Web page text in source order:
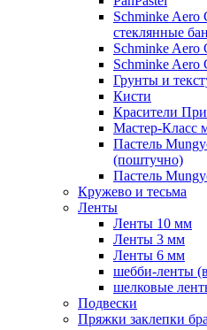
Schminke Aero
стеклянные
Schminke Aero
Schminke Aero
Грунты и
Кисти
Красители
Мастер-Класс
Пастель
(поштучно)
Пастель
Кружево и тесьма
Ленты
Ленты 10 мм
Ленты 3 мм
Ленты 6 мм
шебби-ленты
шелковые
Подвески
Пряжки заклепки